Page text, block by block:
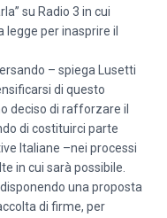
su Radio 3 in cui
legge per inasprire il
– spiega Lusetti
di questo
deciso di rafforzare il
di costituirci parte
Italiane –nei processi
in cui sarà possibile.
una proposta
di firme, per